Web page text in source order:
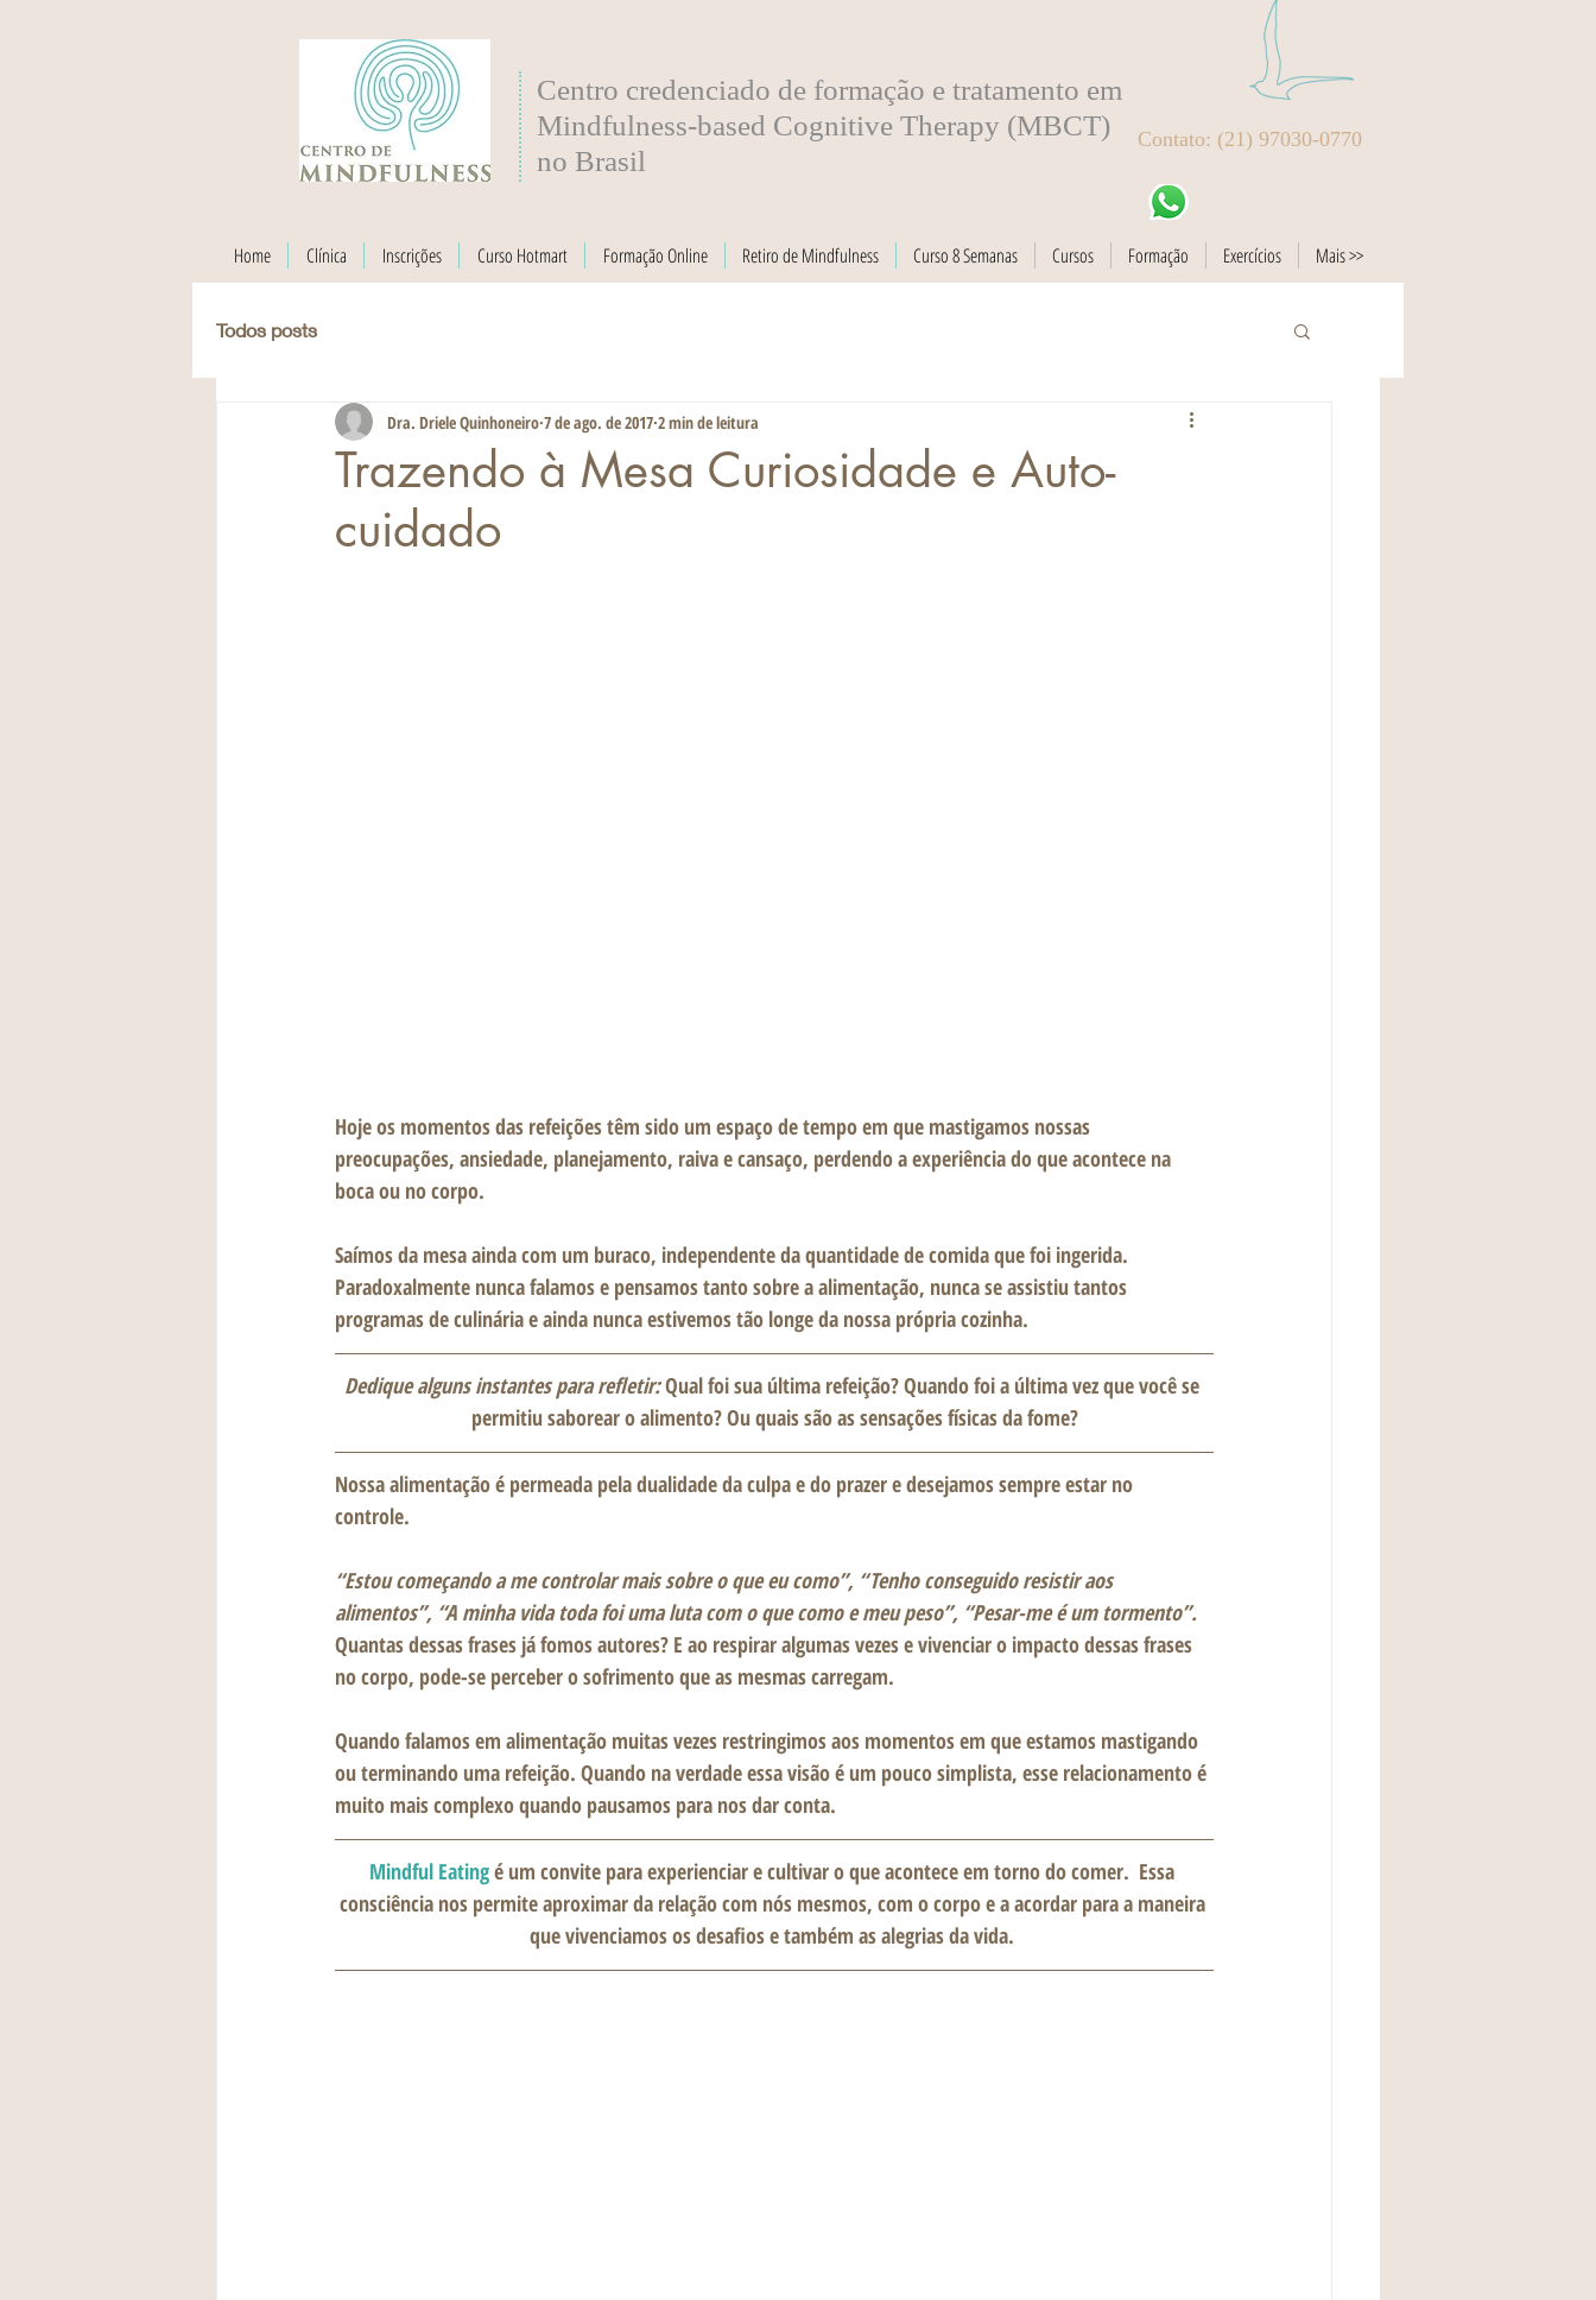
​Centro credenciado de formação e tratamento em
Mindfulness-based Cognitive Therapy (MBCT)
no Brasil
Contato: (21) 97030-0770
Home Clínica Inscrições Curso Hotmart Formação Online Retiro de Mindfulness Curso 8 Semanas Cursos Formação Exercícios Mais >>
Todos posts
Trazendo à Mesa Curiosidade e Auto-
cuidado
Dra. Driele Quinhoneiro 7 de ago. de 2017 2 min de leitura
Hoje os momentos das refeições têm sido um espaço de tempo em que mastigamos nossas
preocupações, ansiedade, planejamento, raiva e cansaço, perdendo a experiência do que acontece na
boca ou no corpo.
Saímos da mesa ainda com um buraco, independente da quantidade de comida que foi ingerida.
Paradoxalmente nunca falamos e pensamos tanto sobre a alimentação, nunca se assistiu tantos
programas de culinária e ainda nunca estivemos tão longe da nossa própria cozinha.
Dedique alguns instantes para refletir: Qual foi sua última refeição? Quando foi a última vez que você se
permitiu saborear o alimento? Ou quais são as sensações físicas da fome?
Nossa alimentação é permeada pela dualidade da culpa e do prazer e desejamos sempre estar no
controle.
“Estou começando a me controlar mais sobre o que eu como”, “Tenho conseguido resistir aos
alimentos”, “A minha vida toda foi uma luta com o que como e meu peso”, “Pesar-me é um tormento”.
Quantas dessas frases já fomos autores? E ao respirar algumas vezes e vivenciar o impacto dessas frases
no corpo, pode-se perceber o sofrimento que as mesmas carregam.
Quando falamos em alimentação muitas vezes restringimos aos momentos em que estamos mastigando
ou terminando uma refeição. Quando na verdade essa visão é um pouco simplista, esse relacionamento é
muito mais complexo quando pausamos para nos dar conta.
Mindful Eating é um convite para experienciar e cultivar o que acontece em torno do comer.  Essa
consciência nos permite aproximar da relação com nós mesmos, com o corpo e a acordar para a maneira
que vivenciamos os desafios e também as alegrias da vida.